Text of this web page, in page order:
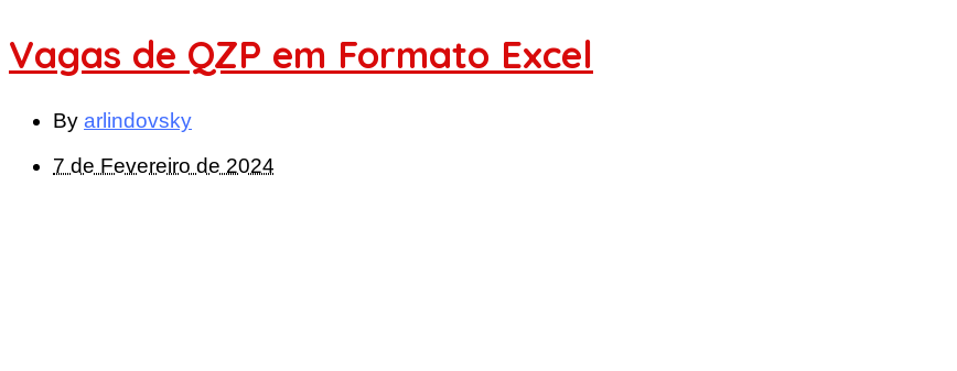
Vagas de QZP em Formato Excel
By arlindovsky
7 de Fevereiro de 2024